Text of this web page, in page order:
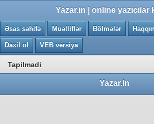
Yazar.in | online yazıçılar
Əsas səhifə Muəlliflər Bölmələr
Daxil ol VEB versiya
Tapilmadi
Yazar.in